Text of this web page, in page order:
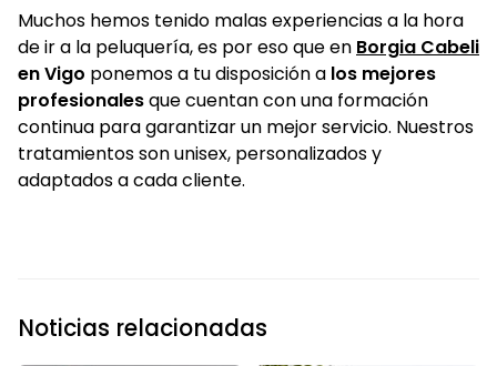
Muchos hemos tenido malas experiencias a la hora
de ir a la peluquería, es por eso que en Borgia Cabeli
en Vigo ponemos a tu disposición a los mejores
profesionalesque cuentan con una formación
continua para garantizar un mejor servicio. Nuestros
tratamientos son unisex, personalizados y
adaptados a cada cliente.
Noticias relacionadas